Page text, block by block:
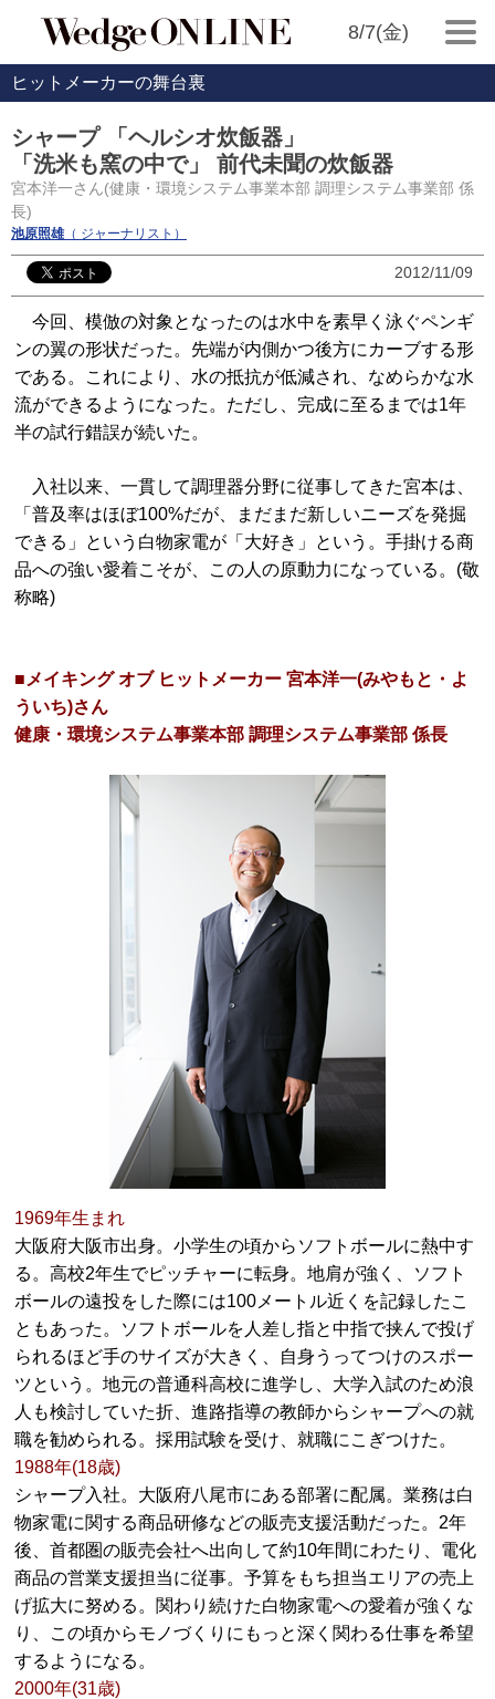
8/7(金)
ヒットメーカーの舞台裏
シャープ 「ヘルシオ炊飯器」
「洗米も窯の中で」 前代未聞の炊飯器
宮本洋一さん(健康・環境システム事業本部 調理システム事業部 係
長)
池原照雄（ ジャーナリスト）
2012/11/09
今回、模倣の対象となったのは水中を素早く泳ぐペンギ
ンの翼の形状だった。先端が内側かつ後方にカーブする形
である。これにより、水の抵抗が低減され、なめらかな水
流ができるようになった。ただし、完成に至るまでは1年
半の試行錯誤が続いた。
入社以来、一貫して調理器分野に従事してきた宮本は、
「普及率はほぼ100%だが、まだまだ新しいニーズを発掘
できる」という白物家電が「大好き」という。手掛ける商
品への強い愛着こそが、この人の原動力になっている。(敬
称略)
■メイキング オブ ヒットメーカー 宮本洋一(みやもと・よ
ういち)さん
健康・環境システム事業本部 調理システム事業部 係長
1969年生まれ
大阪府大阪市出身。小学生の頃からソフトボールに熱中す
る。高校2年生でピッチャーに転身。地肩が強く、ソフト
ボールの遠投をした際には100メートル近くを記録したこ
ともあった。ソフトボールを人差し指と中指で挟んで投げ
られるほど手のサイズが大きく、自身うってつけのスポー
ツという。地元の普通科高校に進学し、大学入試のため浪
人も検討していた折、進路指導の教師からシャープへの就
職を勧められる。採用試験を受け、就職にこぎつけた。
1988年(18歳)
シャープ入社。大阪府八尾市にある部署に配属。業務は白
物家電に関する商品研修などの販売支援活動だった。2年
後、首都圏の販売会社へ出向して約10年間にわたり、電化
商品の営業支援担当に従事。予算をもち担当エリアの売上
げ拡大に努める。関わり続けた白物家電への愛着が強くな
り、この頃からモノづくりにもっと深く関わる仕事を希望
するようになる。
2000年(31歳)